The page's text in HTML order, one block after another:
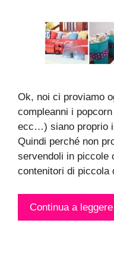
Ok, noi ci proviamo
compleanni i
ecc…) siano proprio
Quindi perché non
servendoli in piccole
contenitori di
Continua a leggere